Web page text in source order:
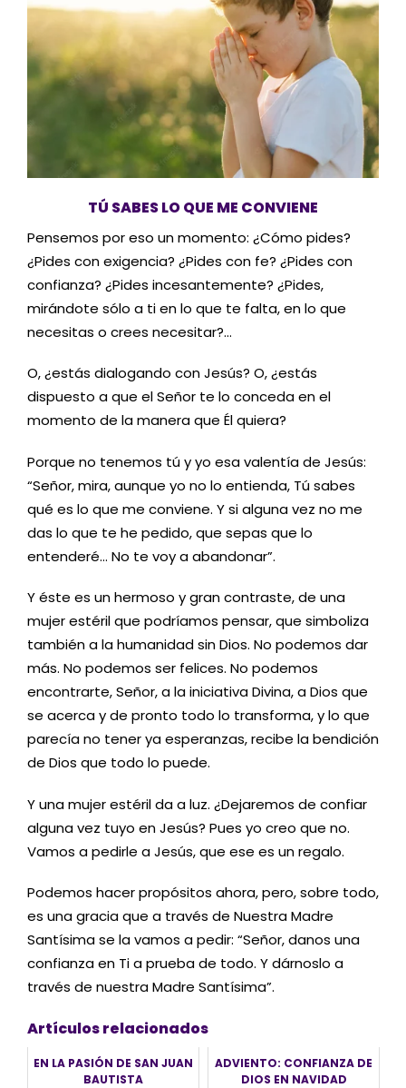
TÚ SABES LO QUE ME CONVIENE
Pensemos por eso un momento: ¿Cómo pides?
¿Pides con exigencia? ¿Pides con fe? ¿Pides con
confianza? ¿Pides incesantemente? ¿Pides,
mirándote sólo a ti en lo que te falta, en lo que
necesitas o crees necesitar?…
O, ¿estás dialogando con Jesús? O, ¿estás
dispuesto a que el Señor te lo conceda en el
momento de la manera que Él quiera?
Porque no tenemos tú y yo esa valentía de Jesús:
“Señor, mira, aunque yo no lo entienda, Tú sabes
qué es lo que me conviene. Y si alguna vez no me
das lo que te he pedido, que sepas que lo
entenderé… No te voy a abandonar”.
Y éste es un hermoso y gran contraste, de una
mujer estéril que podríamos pensar, que simboliza
también a la humanidad sin Dios. No podemos dar
más. No podemos ser felices. No podemos
encontrarte, Señor, a la iniciativa Divina, a Dios que
se acerca y de pronto todo lo transforma, y lo que
parecía no tener ya esperanzas, recibe la bendición
de Dios que todo lo puede.
Y una mujer estéril da a luz. ¿Dejaremos de confiar
alguna vez tuyo en Jesús? Pues yo creo que no.
Vamos a pedirle a Jesús, que ese es un regalo.
Podemos hacer propósitos ahora, pero, sobre todo,
es una gracia que a través de Nuestra Madre
Santísima se la vamos a pedir: “Señor, danos una
confianza en Ti a prueba de todo. Y dárnoslo a
través de nuestra Madre Santísima”.
Artículos relacionados
EN LA PASIÓN DE SAN JUAN
BAUTISTA
ADVIENTO: CONFIANZA DE
DIOS EN NAVIDAD